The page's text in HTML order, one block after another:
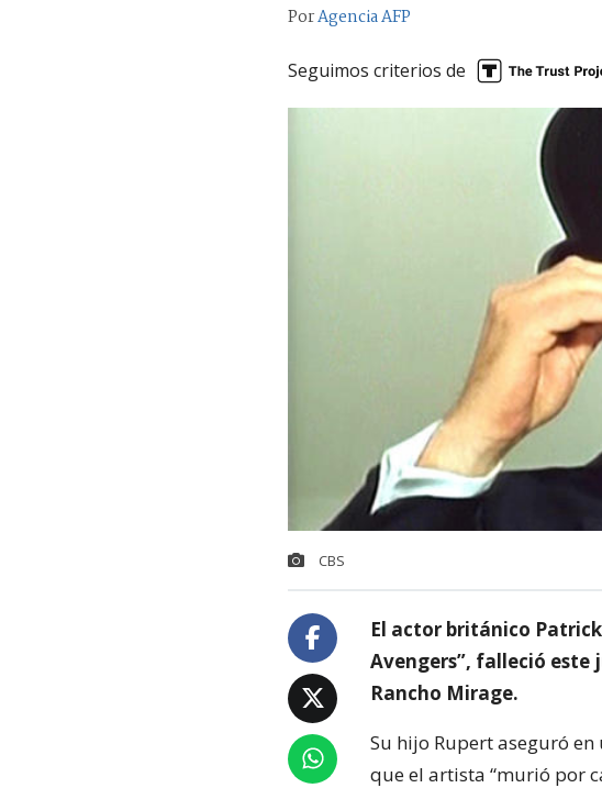
PorAgencia AFP
Seguimos criterios de
CBS
El actor británico
Avengers”, falleció este
Rancho Mirage.
Su hijo Rupert aseguró
que el artista “murió por